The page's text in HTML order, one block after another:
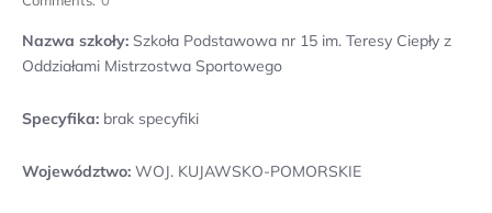
Nazwa szkoły: Szkoła Podstawowa nr 15 im. Teresy Ciepły z
Oddziałami Mistrzostwa Sportowego
Specyfika: brak specyfiki
Województwo: WOJ. KUJAWSKO-POMORSKIE